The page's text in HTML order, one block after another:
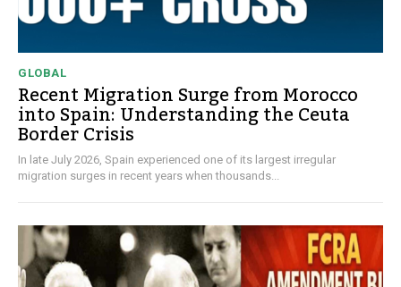
GLOBAL
Recent Migration Surge from Morocco
into Spain: Understanding the Ceuta
Border Crisis
In late July 2026, Spain experienced one of its largest irregular
migration surges in recent years when thousands...